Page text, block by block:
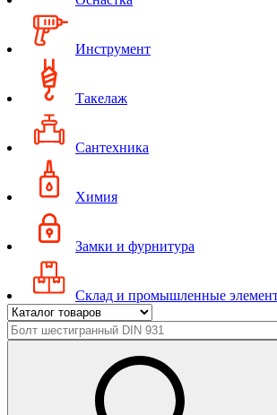
Инструмент
Такелаж
Сантехника
Химия
Замки и фурнитура
Склад и промышленные